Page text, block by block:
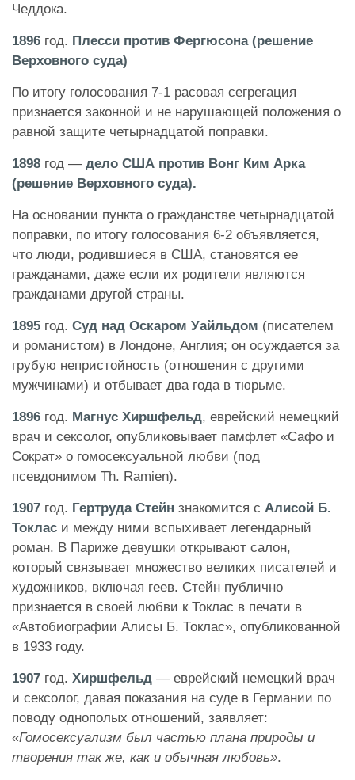
Чеддока.
1896 год. Плесси против Фергюсона (решение
Верховного суда)
По итогу голосования 7-1 расовая сегрегация
признается законной и не нарушающей положения о
равной защите четырнадцатой поправки.
1898 год — дело США против Вонг Ким Арка
(решение Верховного суда).
На основании пункта о гражданстве четырнадцатой
поправки, по итогу голосования 6-2 объявляется,
что люди, родившиеся в США, становятся ее
гражданами, даже если их родители являются
гражданами другой страны.
1895 год. Суд над Оскаром Уайльдом (писателем
и романистом) в Лондоне, Англия; он осуждается за
грубую непристойность (отношения с другими
мужчинами) и отбывает два года в тюрьме.
1896 год. Магнус Хиршфельд, еврейский немецкий
врач и сексолог, опубликовывает памфлет «Сафо и
Сократ» о гомосексуальной любви (под
псевдонимом Th. Ramien).
1907 год. Гертруда Стейн знакомится с Алисой Б.
Токлас и между ними вспыхивает легендарный
роман. В Париже девушки открывают салон,
который связывает множество великих писателей и
художников, включая геев. Стейн публично
признается в своей любви к Токлас в печати в
«Автобиографии Алисы Б. Токлас», опубликованной
в 1933 году.
1907 год. Хиршфельд — еврейский немецкий врач
и сексолог, давая показания на суде в Германии по
поводу однополых отношений, заявляет:
«Гомосексуализм был частью плана природы и
творения так же, как и обычная любовь».